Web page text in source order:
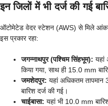
इन जिलों में भी दर्ज की गई
ऑटोमेटेड वेदर स्टेशन (AWS) से मिले
इस प्रकार रहा:
जगन्नाथपुर (पश्चिम सिंहभूम): यहां
किया गया, साथ ही 15.0 mm
जमशेदपुर: यहां अधिकतम
बारिश दर्ज की गई।
चाईबासा: यहां भी 10.0 mm